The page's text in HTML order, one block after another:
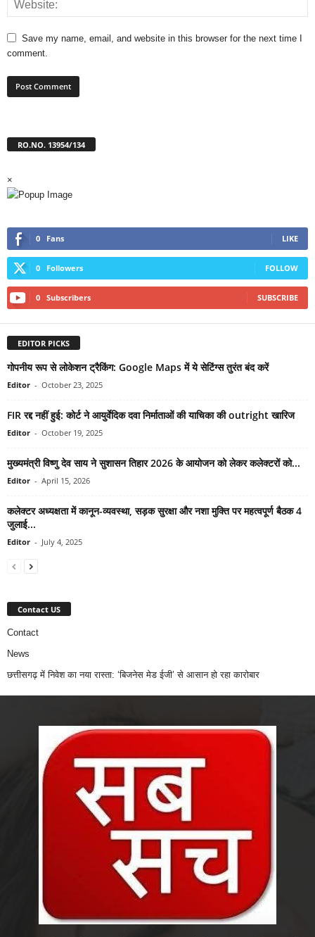
Save my name, email, and website in this browser for the next time I
comment.
RO.NO. 13954/134
×
0 Fans LIKE
0 Followers FOLLOW
0 Subscribers SUBSCRIBE
EDITOR PICKS
गोपनीय रूप से लोकेशन ट्रैकिंग: Google Maps में ये सेटिंग्स तुरंत बंद करें
Editor - October 23, 2025
FIR रद्द नहीं हुई: कोर्ट ने आयुर्वेदिक दवा निर्माताओं की याचिका की outright खारिज
Editor - October 19, 2025
मुख्यमंत्री विष्णु देव साय ने सुशासन तिहार 2026 के आयोजन को लेकर कलेक्टरों को...
Editor - April 15, 2026
कलेक्टर अध्यक्षता में कानून-व्यवस्था, सड़क सुरक्षा और नशा मुक्ति पर महत्वपूर्ण बैठक 4
जुलाई...
Editor - July 4, 2025
Contact US
Contact
News
छत्तीसगढ़ में निवेश का नया रास्ता: ‘बिजनेस मेड ईजी’ से आसान हो रहा कारोबार